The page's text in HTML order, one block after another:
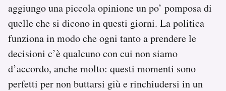
aggiungo una piccola opinione un po’ pomposa di
quelle che si dicono in questi giorni. La politica
funziona in modo che ogni tanto a prendere le
decisioni c’è qualcuno con cui non siamo
d’accordo, anche molto: questi momenti sono
perfetti per non buttarsi giù e rinchiudersi in un